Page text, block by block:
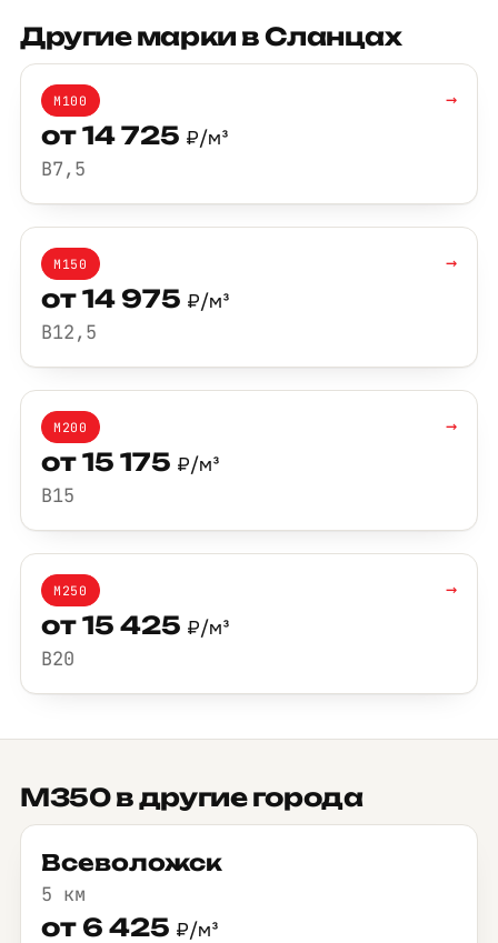
Другие марки в Сланцах
М100
от 14 725 ₽/м³
B7,5
→
М150
от 14 975 ₽/м³
B12,5
→
М200
от 15 175 ₽/м³
B15
→
М250
от 15 425 ₽/м³
B20
→
М350 в другие города
Всеволожск
5 км
от 6 425 ₽/м³